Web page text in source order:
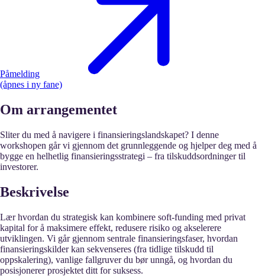
Påmelding
(åpnes i ny fane)
Om arrangementet
Sliter du med å navigere i finansieringslandskapet? I denne
workshopen går vi gjennom det grunnleggende og hjelper deg med å
bygge en helhetlig finansieringsstrategi – fra tilskuddsordninger til
investorer.
Beskrivelse
Lær hvordan du strategisk kan kombinere soft-funding med privat
kapital for å maksimere effekt, redusere risiko og akselerere
utviklingen. Vi går gjennom sentrale finansieringsfaser, hvordan
finansieringskilder kan sekvenseres (fra tidlige tilskudd til
oppskalering), vanlige fallgruver du bør unngå, og hvordan du
posisjonerer prosjektet ditt for suksess.